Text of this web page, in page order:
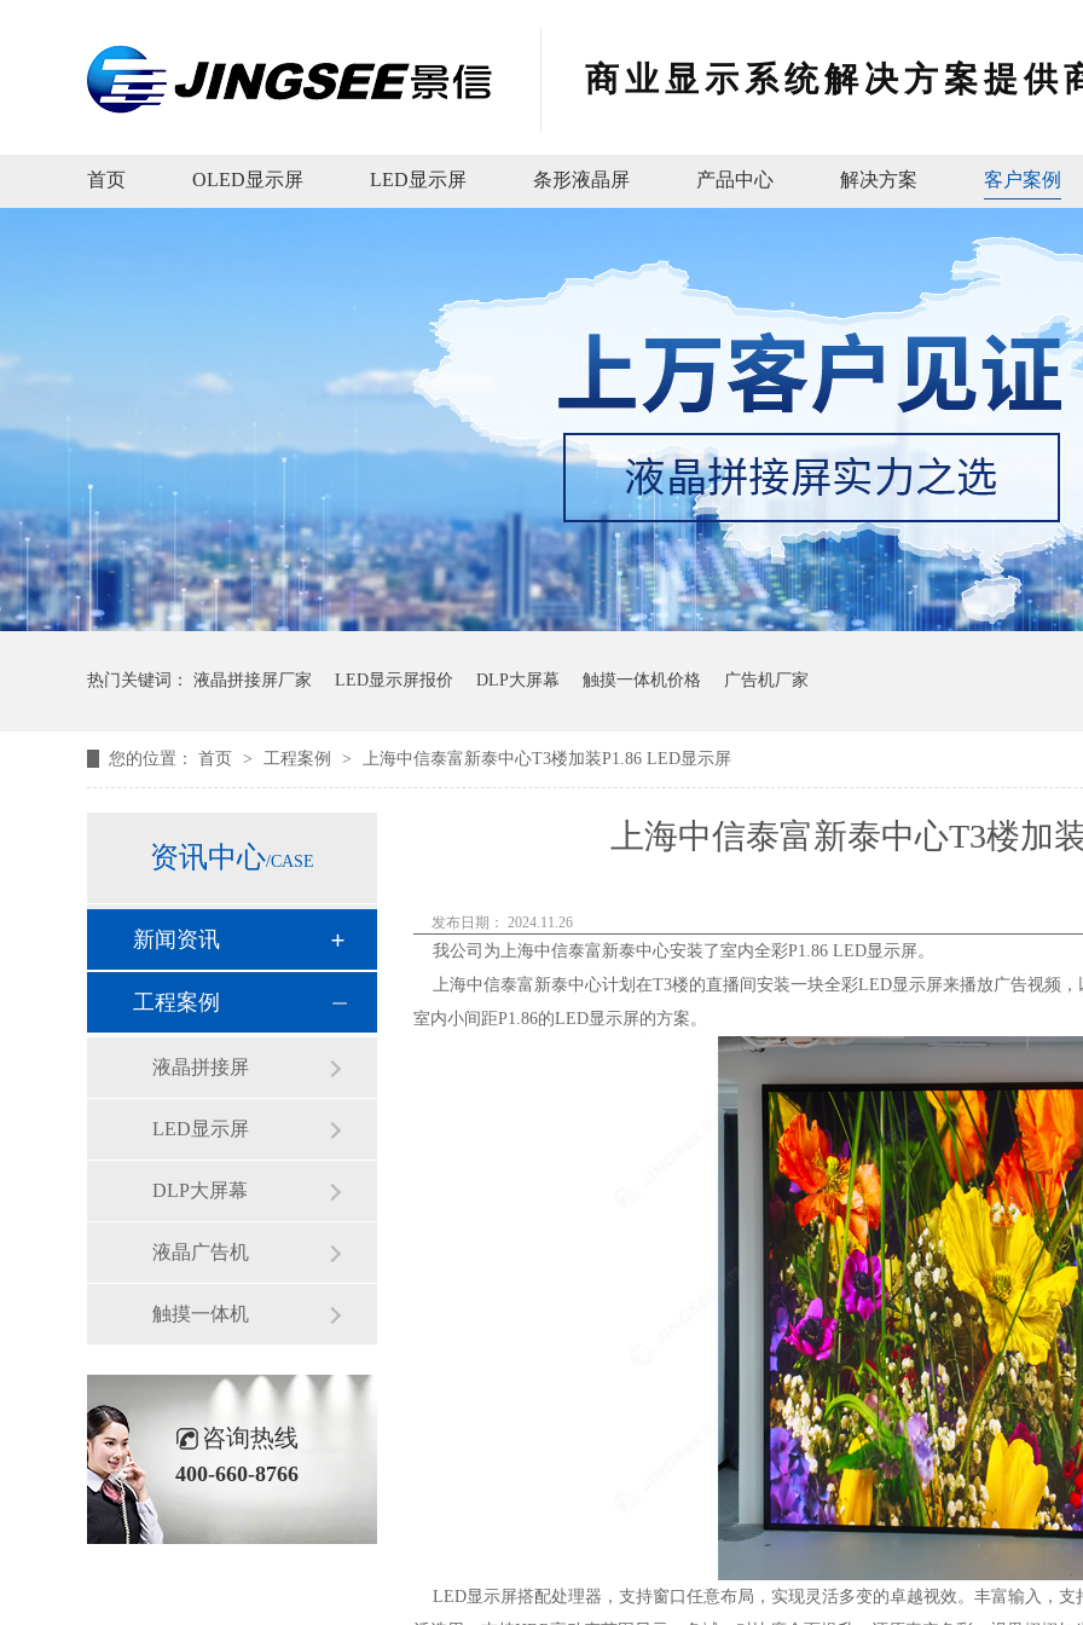
商业显示系统解决方案提供
首页 OLED显示屏 LED显示屏 条形液晶屏 产品中心 解决方案 客户案例
热门关键词： 液晶拼接屏厂家 LED显示屏报价 DLP大屏幕 触摸一体机价格 广告机厂家
您的位置： 首页 > 工程案例 > 上海中信泰富新泰中心T3楼加装P1.86 LED显示屏
上海中信泰富新泰中心T3楼加
发布日期： 2024.11.26
我公司为上海中信泰富新泰中心安装了室内全彩P1.86 LED显示屏。
上海中信泰富新泰中心计划在T3楼的直播间安装一块全彩LED显示屏来播放广告视频
室内小间距P1.86的LED显示屏的方案。
LED显示屏搭配处理器，支持窗口任意布局，实现灵活多变的卓越视效。丰富输入，
资讯中心/CASE
新闻资讯
工程案例
液晶拼接屏
LED显示屏
DLP大屏幕
液晶广告机
触摸一体机
咨询热线
400-660-8766